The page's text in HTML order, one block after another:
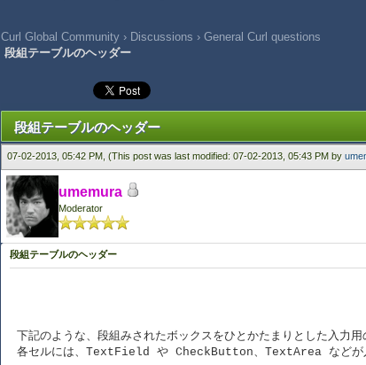
Curl Global Community › Discussions › General Curl questions
段組テーブルのヘッダー
段組テーブルのヘッダー
07-02-2013, 05:42 PM, (This post was last modified: 07-02-2013, 05:43 PM by
umemura
Moderator
段組テーブルのヘッダー
下記のような、段組みされたボックスをひとかたまりとした入力
各セルには、TextField や CheckButton、TextArea などが入